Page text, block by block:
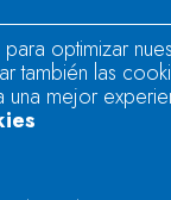
LA
AL 79,3%
optimizar
también las
una mejor